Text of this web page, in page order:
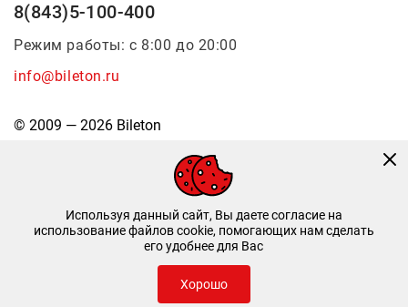
8(843)5-100-400
Режим работы: с 8:00 до 20:00
info@bileton.ru
© 2009 — 2026 Bileton
Инфоматика
—Дизайн и разработка
Используя данный сайт, Вы даете согласие на
использование файлов cookie, помогающих нам сделать
его удобнее для Вас
Хорошо